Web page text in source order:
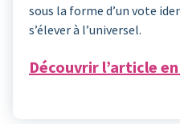
sous la forme d’un vote
s’élever à l’universel.
Découvrir l’article